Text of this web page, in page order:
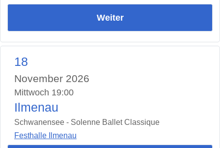
Weiter
18
November 2026
Mittwoch 19:00
Ilmenau
Schwanensee - Solenne Ballet Classique
Festhalle Ilmenau